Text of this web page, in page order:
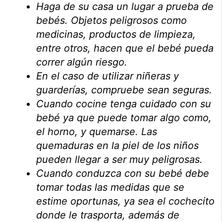
Haga de su casa un lugar a prueba de
bebés. Objetos peligrosos como
medicinas, productos de limpieza,
entre otros, hacen que el bebé pueda
correr algún riesgo.
En el caso de utilizar niñeras y
guarderías, compruebe sean seguras.
Cuando cocine tenga cuidado con su
bebé ya que puede tomar algo como,
el horno, y quemarse. Las
quemaduras en la piel de los niños
pueden llegar a ser muy peligrosas.
Cuando conduzca con su bebé debe
tomar todas las medidas que se
estime oportunas, ya sea el cochecito
donde le trasporta, además de